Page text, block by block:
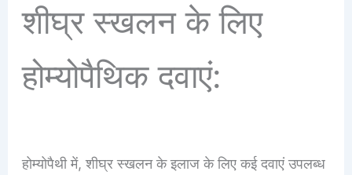
शीघ्र स्खलन के लिए
होम्योपैथिक दवाएं:
होम्योपैथी में, शीघ्र स्खलन के इलाज के लिए कई दवाएं उपलब्ध